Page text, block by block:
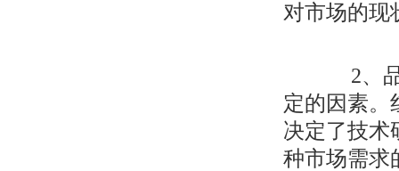
对市场的现
2、品
定的因素。
决定了技术
种市场需求